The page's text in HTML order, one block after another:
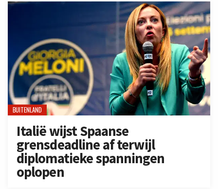
BUITENLAND
Italië wijst Spaanse
grensdeadline af terwijl
diplomatieke spanningen
oplopen